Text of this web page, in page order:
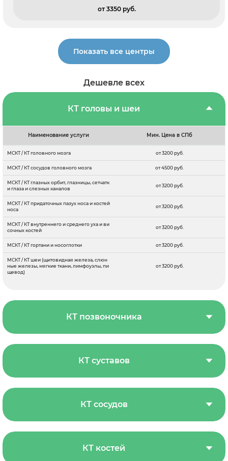
от 3350 pуб.
Показать все центры
Дешевле всех
КТ головы и шеи
Наименование услуги Мин. Цена в СПб
МСКТ / КТ головного мозга от 3200 руб.
МСКТ / КТ сосудов головного мозга от 4500 руб.
МСКТ / КТ глазных орбит, глазницы, сетчатк
и глаза и слезных каналов
от 3200 руб.
МСКТ / КТ придаточных пазух носа и костей
носа
от 3200 руб.
МСКТ / КТ внутреннего и среднего уха и ви
сочных костей
от 3200 руб.
МСКТ / КТ гортани и носоглотки от 3200 руб.
МСКТ / КТ шеи (щитовидная железа, слюн
ные железы, мягкие ткани, лимфоузлы, пи
щевод)
от 3200 руб.
КТ позвоночника
КТ суставов
КТ сосудов
КТ костей